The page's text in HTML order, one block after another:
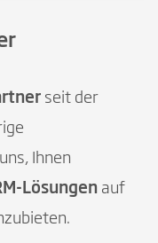
seit der
Ihnen
Lösungen auf